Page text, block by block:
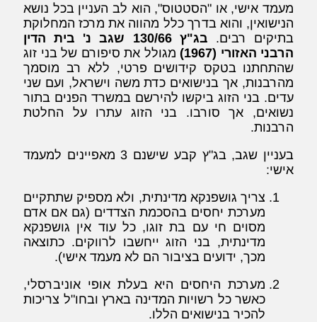
מעמד אישי, או "הסטטוס", הוא לב העניין בכל נושא
הנישואין, והוא בדרך כלל מהווה את מרכז המחלוקת
בתיקים רבים.
בג"ץ 130/66 שגב נ' בית הדין
הרבני האזורי (1967)
מגולל את סיפורם של בני זוג
שהתחתנו בטקס קידושים פרטי, ללא רב מוסמך
מהרבנות, אך בנישואים כדת משה וישראל, ועם שני
עדים. בני הזוג ביקשו להירשם במשרד הפנים בתור
נשואים, אך סורבו. בני הזוג עתרו על החלטת
הרבנות.
בעניין שגב, בג"ץ קבע שישנם 3 מאפיינים למעמד
אישי:
צריך גושפנקא מדינתית, ולא מספיק שתתקיים
מערכת יחסים בהסכמת הצדדים (גם אם אדם
מסוים חי עם בת זוגו, כל עוד אין גושפנקא
מדינתית, בני הזוג ייחשבו לרווקים. כתוצאה
מכך, ידועים בציבור הם לא מעמד אישי).
מערכת היחסים היא בעלת אופי אוניברסלי,
כאשר כל רשויות המדינה בארץ ובחו"ל צריכות
להכיר בנישואים הללו.